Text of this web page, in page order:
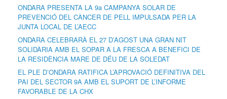
ONDARA PRESENTA LA 9a CAMPANYA SOLAR DE
PREVENCIÓ DEL CÀNCER DE PELL IMPULSADA PER LA
JUNTA LOCAL DE L’AECC
ONDARA CELEBRARÀ EL 27 D’AGOST UNA GRAN NIT
SOLIDÀRIA AMB EL SOPAR A LA FRESCA A BENEFICI DE
LA RESIDÈNCIA MARE DE DÉU DE LA SOLEDAT
EL PLE D’ONDARA RATIFICA L’APROVACIÓ DEFINITIVA DEL
PAI DEL SECTOR 9A AMB EL SUPORT DE L’INFORME
FAVORABLE DE LA CHX